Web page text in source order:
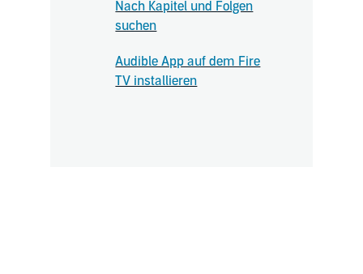
Nach Kapitel und Folgen
suchen
Audible App auf dem Fire
TV installieren